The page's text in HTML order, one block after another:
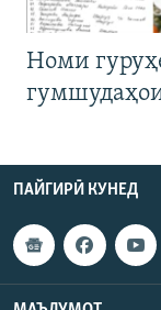
Номи
ПАЙГИРӢ КУНЕД